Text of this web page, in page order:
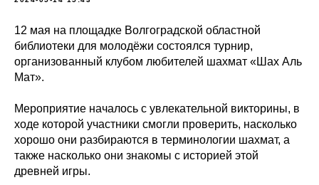
12 мая на площадке Волгоградской областной
библиотеки для молодёжи состоялся турнир,
организованный клубом любителей шахмат «Шах Аль
Мат».
Мероприятие началось с увлекательной викторины, в
ходе которой участники смогли проверить, насколько
хорошо они разбираются в терминологии шахмат, а
также насколько они знакомы с историей этой
древней игры.